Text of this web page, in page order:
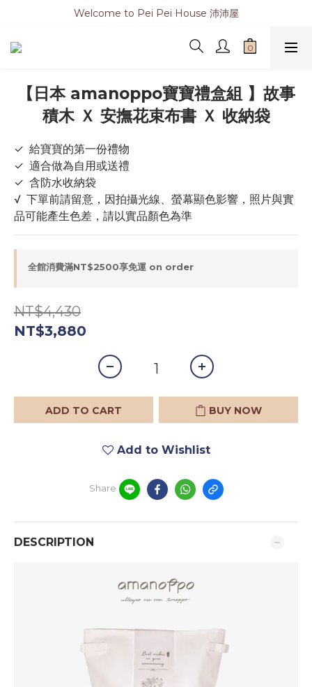
Welcome to Pei Pei House 沛沛屋
【日本 amanoppo寶寶禮盒組 】故事
積木 Ｘ 安撫花束布書 Ｘ 收納袋
✓  給寶寶的第一份禮物
✓  適合做為自用或送禮
✓  含防水收納袋
√  下單前請留意，因拍攝光線、螢幕顯色影響，照片與實
品可能產生色差，請以實品顏色為準
全館消費滿NT$2500享免運 on order
NT$4,430
NT$3,880
ADD TO CART BUY NOW
Add to Wishlist
Share
DESCRIPTION